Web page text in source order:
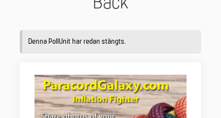
Denna PollUnit har redan stängts.